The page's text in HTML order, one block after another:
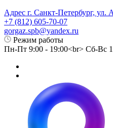
Адрес г. Санкт-Петербург, ул.
+7 (812) 605-70-07
gorgaz.spb@yandex.ru
Режим работы
Пн-Пт 9:00 - 19:00<br> Сб-Вс